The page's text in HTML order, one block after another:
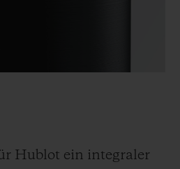
Hublot ein integraler